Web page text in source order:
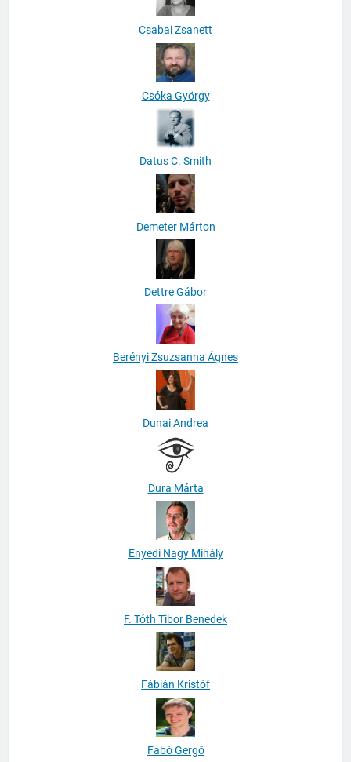
Csabai Zsanett
Csóka György
Datus C. Smith
Demeter Márton
Dettre Gábor
Berényi Zsuzsanna Ágnes
Dunai Andrea
Dura Márta
Enyedi Nagy Mihály
F. Tóth Tibor Benedek
Fábián Kristóf
Fabó Gergő